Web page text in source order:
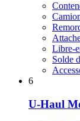
Libre-
Solde
6
U-Haul